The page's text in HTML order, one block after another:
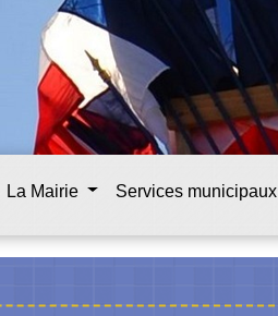
La Mairie Services municipaux